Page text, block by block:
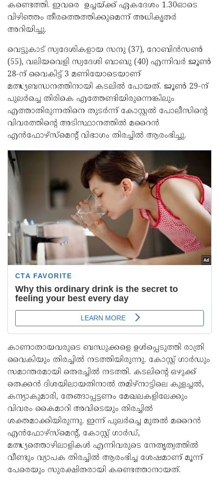
കണ്ടെത്തി. ഇവരെ ഉച്ചയ്ക്ക് ഏകദേശം 1.30ഓടെ
വിഴിഞ്ഞം തീരത്തെത്തിക്കുമെന്ന് അധികൃതർ
അറിയിച്ചു.
വെട്ടുകാട് സ്വദേശികളായ സനു (37), റോബിൻസൺ
(55), വലിയവെളി സ്വദേശി ബാബു (40) എന്നിവർ ജൂൺ
28-ന് വൈകിട്ട് 3 മണിയോടെയാണ്
മത്സ്യബന്ധനത്തിനായി കടലിൽ പോയത്. ജൂൺ 29-ന്
പുലർച്ചെ തിരികെ എത്തേണ്ടിയിരുന്നെങ്കിലും
എത്താതിരുന്നതിനെ തുടർന്ന് കോസ്റ്റൽ പോലീസിന്റെ
വിവരത്തിന്റെ അടിസ്ഥാനത്തിൽ മറൈൻ
എൻഫോഴ്സ്മെന്റ് വിഭാഗം തിരച്ചിൽ ആരംഭിച്ചു.
കാണാതായവരുടെ ബന്ധുക്കളെ ഉൾപ്പെടുത്തി രാത്രി
വൈകിയും തിരച്ചിൽ നടത്തിയിരുന്നു. കോസ്റ്റ് ഗാർഡും
സമാന്തരമായി തെരച്ചിൽ നടത്തി. കടലിന്റെ ഒഴുക്ക്
തെക്കൻ ദിശയിലായതിനാൽ തമിഴ്‌നാട്ടിലെ കുളച്ചൽ,
കന്യാകുമാരി, തേങ്ങാപ്പട്ടണം മേഖലകളിലേക്കും
വിവരം കൈമാറി അവിടെയും തിരച്ചിൽ
ശക്തമാക്കിയിരുന്നു. ഇന്ന് പുലർച്ചെ മുതൽ മറൈൻ
എൻഫോഴ്സ്മെന്റ്, കോസ്റ്റ് ഗാർഡ്,
മത്സ്യത്തൊഴിലാളികൾ എന്നിവരുടെ നേതൃത്വത്തിൽ
വീണ്ടും വ്യാപക തിരച്ചിൽ ആരംഭിച്ച ശേഷമാണ് മൂന്ന്
പേരെയും സുരക്ഷിതരായി കണ്ടെത്താനായത്.